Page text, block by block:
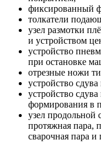
фиксированный
толкатели
узел размотки
и устройством
устройство
при остановке
отрезные ножи
устройство
устройство
формирования в
узел продольной
протяжная пара,
сварочная пара и